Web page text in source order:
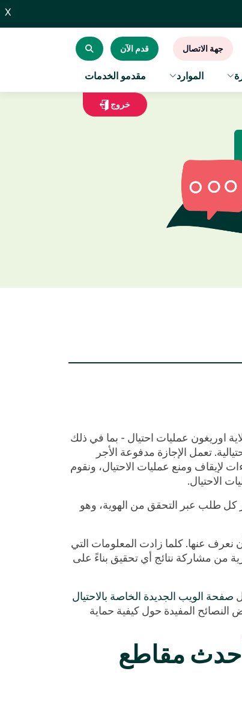
X
جهة الاتصال قدم الآن
الموارد مقدمو الخدمات
خروج
اوريغون عمليات احتيال - بما في ذلك
تعمل الإجازة مدفوعة الأجر
لإيقاف ومنع عمليات الاحتيال، ونقوم
الاحتيال.
كل طلب عبر التحقق من الهوية، وهو
نعرف عنها. كلما زادت المعلومات التي
من مشاركة نتائج أي تحقيق بناءً على
صفحة الويب الجديدة الخاصة بالاحتيال
المفيدة حول كيفية حماية
مقاطع